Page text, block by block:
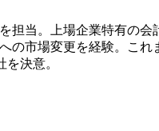
当。上場企業特有の
市場変更を経験。こ
決意。